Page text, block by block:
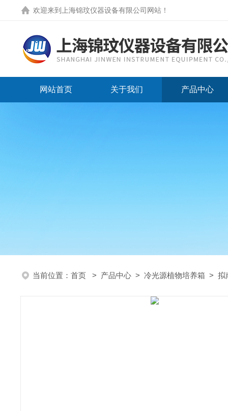
欢迎来到 上海锦玟仪器设备有限公司网站 ！
网站首页 关于我们 产品中心
当前位置： 首页 > 产品中心 > 冷光源植物培养箱 > 拟